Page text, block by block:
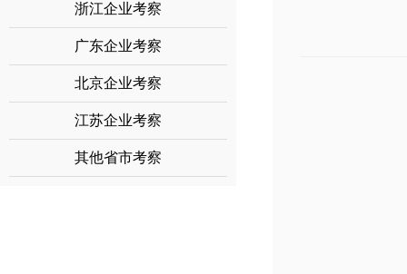
浙江企业考察
广东企业考察
北京企业考察
江苏企业考察
其他省市考察